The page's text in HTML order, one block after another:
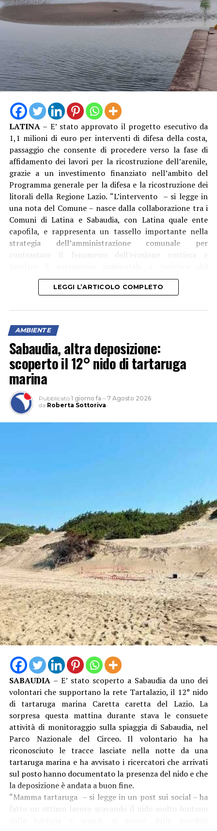
LATINA– E’ stato approvato il progetto esecutivo da
1,1 milioni di euro per interventi di difesa della costa,
passaggio che consente di procedere verso la fase di
affidamento dei lavori per la ricostruzione dell’arenile,
grazie a un investimento finanziato nell’ambito del
Programma generale per la difesa e la ricostruzione dei
litorali della Regione Lazio. “L’intervento – si legge in
una nota del Comune – nasce dalla collaborazione tra i
Comuni di Latina e Sabaudia, con Latina quale ente
capofila, e rappresenta un tassello importante nella
strategia dell’amministrazione comunale per
contrastare il fenomeno dell’erosione costiera e
litorale”.
Tra le aree interessate anche Rio Martino, “sul quale
“Quello della difesa della costa – afferma la sindaca
Matilde Celentano – è un impegno strategico per la
nostra amministrazione, perché significa proteggere il
territorio e l’ambiente, risorse fondamentale per lo
L’approvazione del progetto esecutivo e l’avvio delle
procedure per l’affidamento dei lavori rappresentano
un passo concreto verso interventi attesi e necessari. La
collaborazione con il Comune di Sabaudia, con Latina
ente capofila, ci consente di affrontare il fenomeno
dell’erosione con una visione più ampia e coordinata.
Particolare attenzione è rivolta a Rio Martino, ma anche
a Foce Verde, aree di grande valore ambientale e
strategico per il nostro litorale, sulle quali intendiamo
continuare a investire per garantirne la tutela e la piena
valorizzazione”.
“Con la pubblicazione della determina a contrarre
LEGGI L’ARTICOLO COMPLETO
AMBIENTE
Sabaudia, altra deposizione:
scoperto il 12° nido di tartaruga
marina
Pubblicato 1 giorno fa – 7 Agosto 2026
da Roberta Sottoriva
SABAUDIA– E’ stato scoperto a Sabaudia da uno dei
volontari che supportano la rete Tartalazio, il 12° nido
di tartaruga marina Caretta caretta del Lazio. La
sorpresa questa mattina durante stava le consuete
attività di monitoraggio sulla spiaggia di Sabaudia, nel
Parco Nazionale del Circeo. Il volontario ha ha
riconosciuto le tracce lasciate nella notte da una
tartaruga marina e ha avvisato i ricercatori che arrivati
sul posto hanno documentato la presenza del nido e che
la deposizione è andata a buon fine.
“Mamma tartaruga – si legge in un post sui social – ha
fatto un ottimo lavoro scavando il nido molto lontano